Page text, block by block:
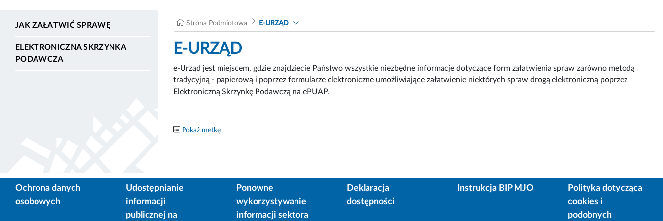
JAK ZAŁATWIĆ SPRAWĘ
ELEKTRONICZNA SKRZYNKA
PODAWCZA
Strona Podmiotowa E-URZĄD
E-URZĄD
e-Urząd jest miejscem, gdzie znajdziecie Państwo wszystkie niezbędne informacje dotyczące form załatwienia spraw zarówno metodą
tradycyjną - papierową i poprzez formularze elektroniczne umożliwiające załatwienie niektórych spraw drogą elektroniczną poprzez
Elektroniczną Skrzynkę Podawczą na ePUAP.
Pokaż metkę
Ochrona danych
osobowych
Udostępnianie
informacji
publicznej na
Ponowne
wykorzystywanie
informacji sektora
Deklaracja
dostępności
Instrukcja BIP MJO
Polityka dotycząca
cookies i
podobnych